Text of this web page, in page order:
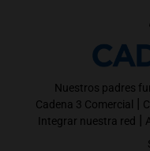
Nuestros padres
Cadena 3 Comercial |
Integrar nuestra red |